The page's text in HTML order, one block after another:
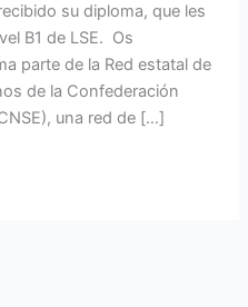
su diploma, que les
B1 de LSE. Os
parte de la Red estatal de
de la Confederación
una red de […]